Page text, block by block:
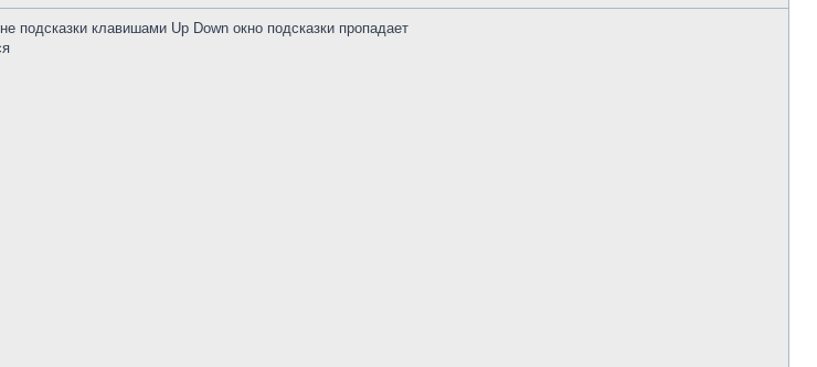
клавишами Up Down окно подсказки пропадает